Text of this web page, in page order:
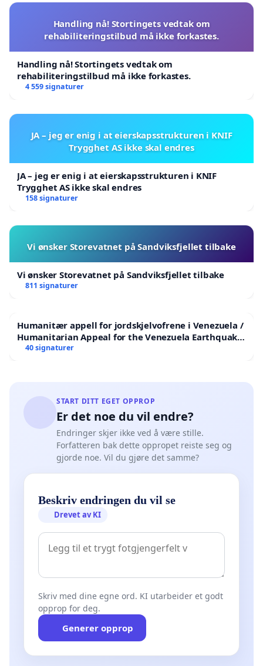
Handling nå! Stortingets vedtak om
rehabiliteringstilbud må ikke forkastes.
Handling nå! Stortingets vedtak om
rehabiliteringstilbud må ikke forkastes.
4 559 signaturer
JA – jeg er enig i at eierskapsstrukturen i KNIF
Trygghet AS ikke skal endres
JA – jeg er enig i at eierskapsstrukturen i KNIF
Trygghet AS ikke skal endres
158 signaturer
Vi ønsker Storevatnet på Sandviksfjellet tilbake
Vi ønsker Storevatnet på Sandviksfjellet tilbake
811 signaturer
Humanitær appell for jordskjelvofrene i Venezuela /
Humanitarian Appeal for the Venezuela Earthquake
Victims
40 signaturer
START DITT EGET OPPROP
Er det noe du vil endre?
Endringer skjer ikke ved å være stille.
Forfatteren bak dette oppropet reiste seg og
gjorde noe. Vil du gjøre det samme?
Beskriv endringen du vil se
Drevet av KI
Skriv med dine egne ord. KI utarbeider et godt
opprop for deg.
Generer opprop